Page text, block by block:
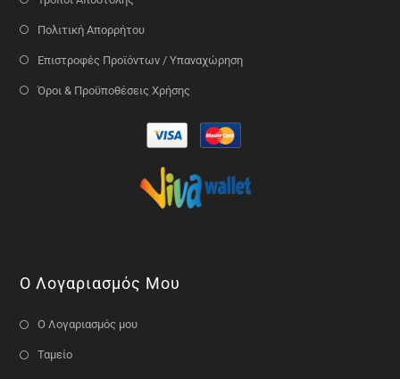
Πολιτική Απορρήτου
Επιστροφές Προϊόντων / Υπαναχώρηση
Όροι & Προϋποθέσεις Χρήσης
Ο Λογαριασμός Μου
Ο Λογαριασμός μου
Ταμείο